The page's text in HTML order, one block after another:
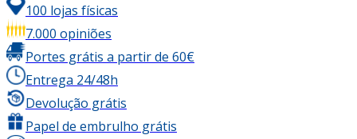
100 lojas físicas
7.000 opiniões
Portes grátis a partir de 60€
Entrega 24/48h
Devolução grátis
Papel de embrulho grátis